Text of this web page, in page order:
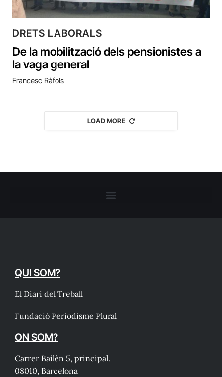
DRETS LABORALS
De la mobilització dels pensionistes a
la vaga general
Francesc Ràfols
LOAD MORE
QUI SOM?
El Diari del Treball
Fundació Periodisme Plural
ON SOM?
Carrer Bailén 5, principal.
08010, Barcelona